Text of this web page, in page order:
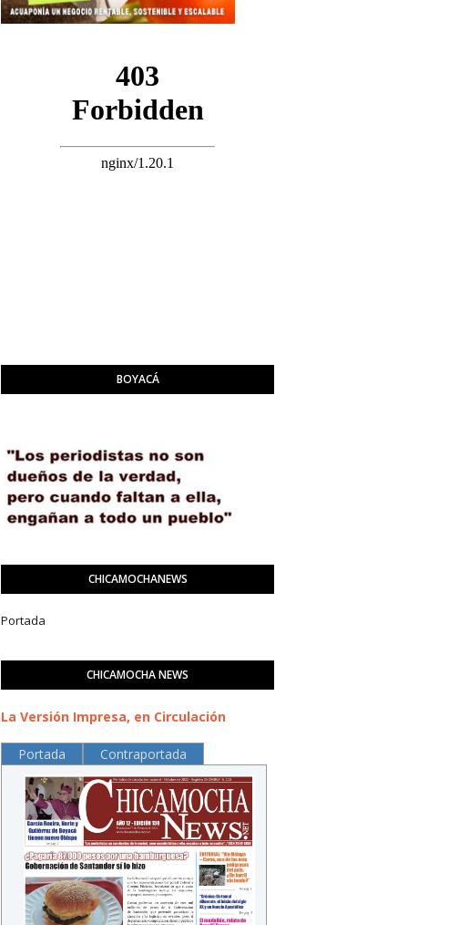
BOYACÁ
CHICAMOCHANEWS
Portada
CHICAMOCHA NEWS
La Versión Impresa, en Circulación
Portada Contraportada